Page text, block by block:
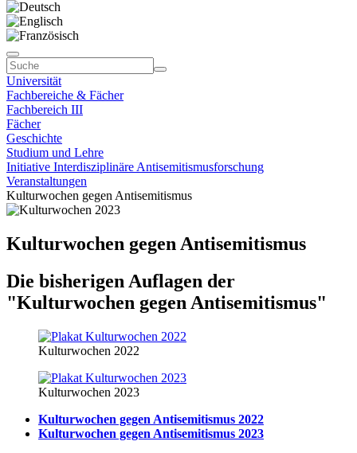
Universität
Fachbereiche & Fächer
Fachbereich III
Fächer
Geschichte
Studium und Lehre
Initiative Interdisziplinäre Antisemitismusforschung
Veranstaltungen
Kulturwochen gegen Antisemitismus
Kulturwochen gegen Antisemitismus
Die bisherigen Auflagen der
"Kulturwochen gegen Antisemitismus"
Kulturwochen 2022
Kulturwochen 2023
Kulturwochen gegen Antisemitismus 2022
Kulturwochen gegen Antisemitismus 2023